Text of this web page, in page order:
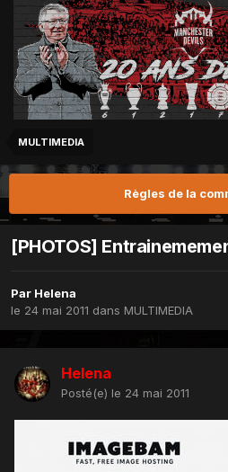
MULTIMEDIA
Règles de la
[PHOTOS]
Par Helena
le 24 mai 2011 dans MULTIMEDIA
Helena
Posté(e) le 24 mai 2011